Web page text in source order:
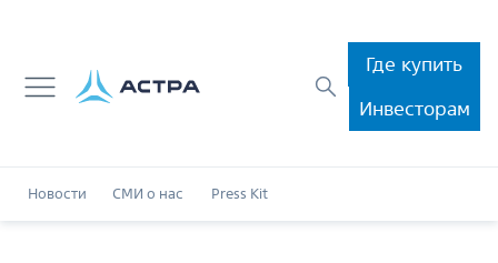
Где купить
Инвесторам
Новости СМИ о нас Press Kit